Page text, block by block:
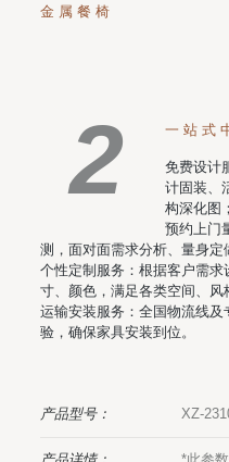
金属餐椅
2 一站式
免费设计
计固装、
构深化图；
预约上门
测，面对面需求分析、量身定
个性定制服务：根据客户需
寸、颜色，满足各类空间、风
运输安装服务：全国物流线
验，确保家具安装到位。
产品型号： XZ-